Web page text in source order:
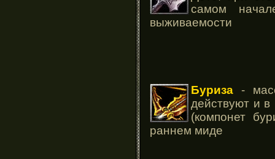
самом
выживаемости
Буриза -
действуют и
(компонет
раннем миде